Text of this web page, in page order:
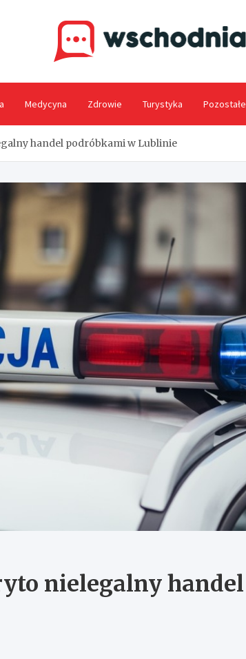
Medycyna Zdrowie Turystyka Pozostałe
handel podróbkami w Lublinie
nielegalny handel